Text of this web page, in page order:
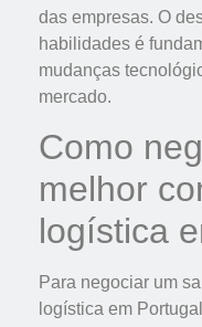
das empresas. O
habilidades é
mudanças
mercado.
Como
melhor
logística
Para negociar um
logística em